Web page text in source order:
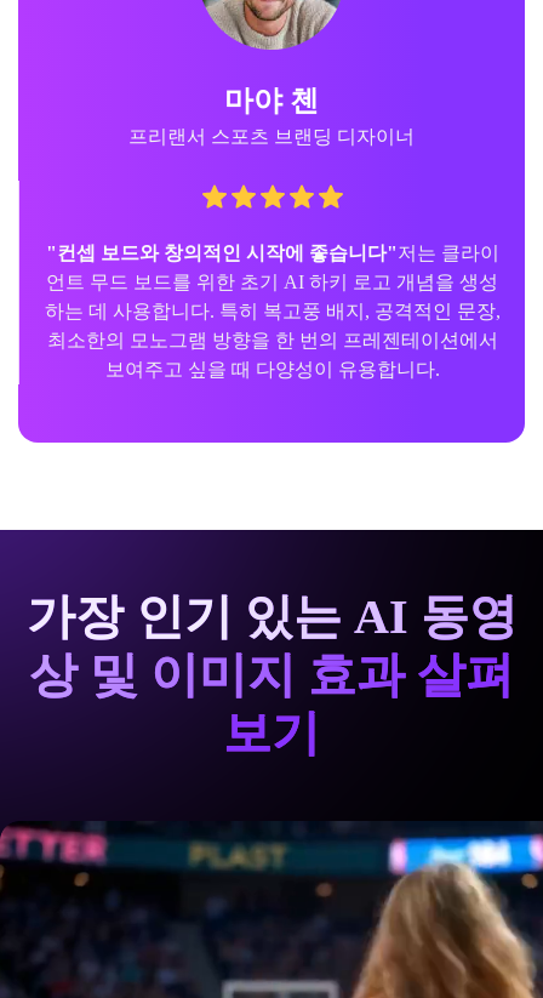
마야 첸
프리랜서 스포츠 브랜딩 디자이너
"컨셉 보드와 창의적인 시작에 좋습니다"저는 클라이
언트 무드 보드를 위한 초기 AI 하키 로고 개념을 생성
하는 데 사용합니다. 특히 복고풍 배지, 공격적인 문장,
최소한의 모노그램 방향을 한 번의 프레젠테이션에서
보여주고 싶을 때 다양성이 유용합니다.
가장 인기 있는 AI 동영
상 및 이미지 효과 살펴
보기